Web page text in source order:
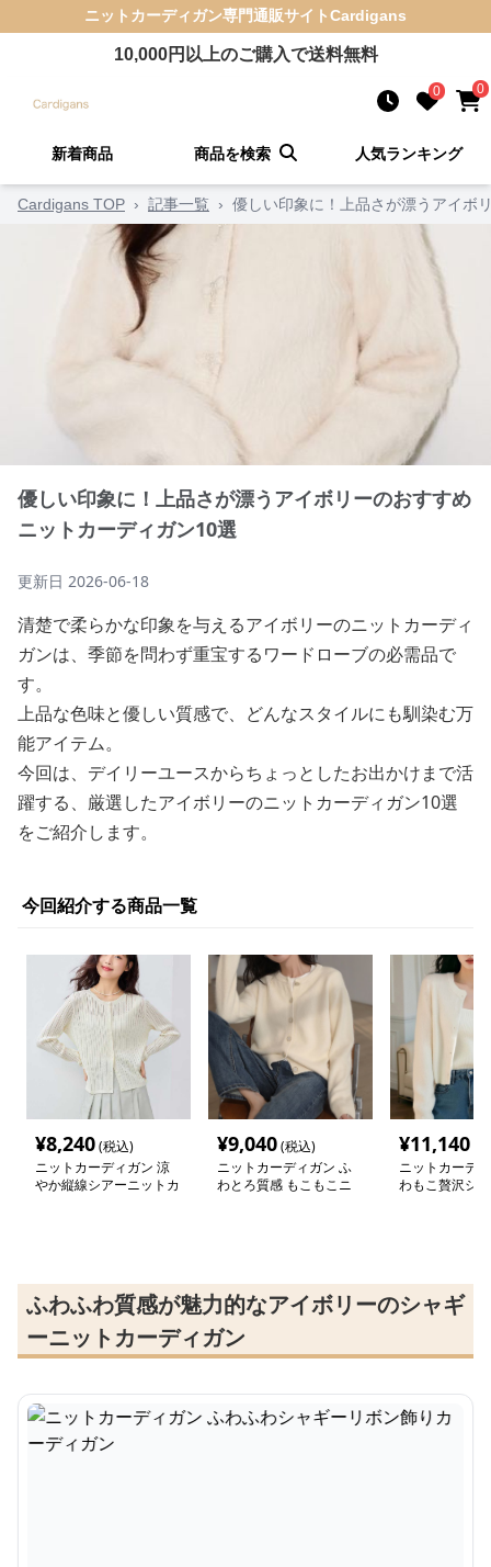
ニットカーディガン専門通販サイトCardigans
10,000円以上のご購入で送料無料
0 0
新着商品 商品を検索 人気ランキング
Cardigans TOP › 記事一覧 › 優しい印象に！上品さが漂うアイボ
優しい印象に！上品さが漂うアイボリーのおすすめ
ニットカーディガン10選
更新日 2026-06-18
清楚で柔らかな印象を与えるアイボリーのニットカーディ
ガンは、季節を問わず重宝するワードローブの必需品で
す。
上品な色味と優しい質感で、どんなスタイルにも馴染む万
能アイテム。
今回は、デイリーユースからちょっとしたお出かけまで活
躍する、厳選したアイボリーのニットカーディガン10選
をご紹介します。
今回紹介する商品一覧
¥8,240(税込)
ニットカーディガン 涼
やか縦線シアーニットカ
¥9,040(税込)
ニットカーディガン ふ
わとろ質感 もこもこニ
¥11,140
ニットカーデ
わもこ贅沢シ
ふわふわ質感が魅力的なアイボリーのシャギ
ーニットカーディガン